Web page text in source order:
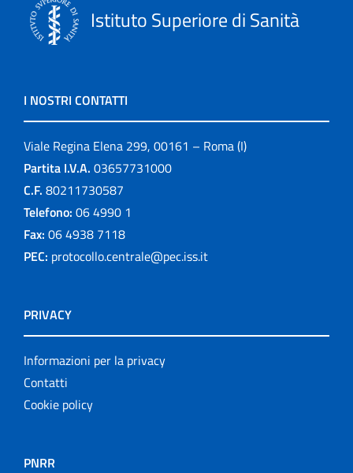
Istituto Superiore di Sanità
I NOSTRI CONTATTI
Viale Regina Elena 299, 00161 – Roma (I)
Partita I.V.A. 03657731000
C.F. 80211730587
Telefono: 06 4990 1
Fax: 06 4938 7118
PEC: protocollo.centrale@pec.iss.it
PRIVACY
Informazioni per la privacy
Contatti
Cookie policy
PNRR